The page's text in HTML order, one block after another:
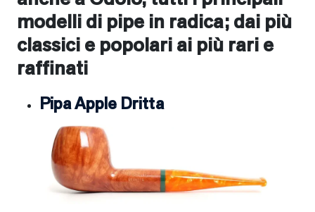
modelli di pipe in radica; dai più
classici e popolari ai più rari e
raffinati
Pipa Apple Dritta